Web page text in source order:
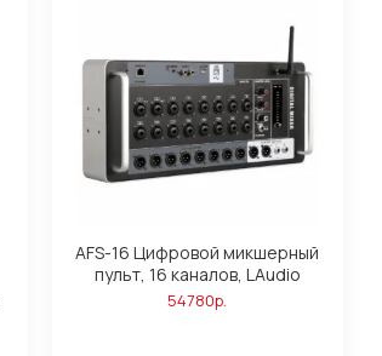
AFS-16 Цифровой микшерный
пульт, 16 каналов, LAudio
54780р.